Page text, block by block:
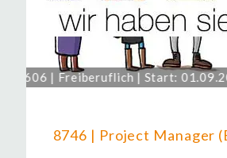
| Freiberuflich | Start:
8746 | Project Manager